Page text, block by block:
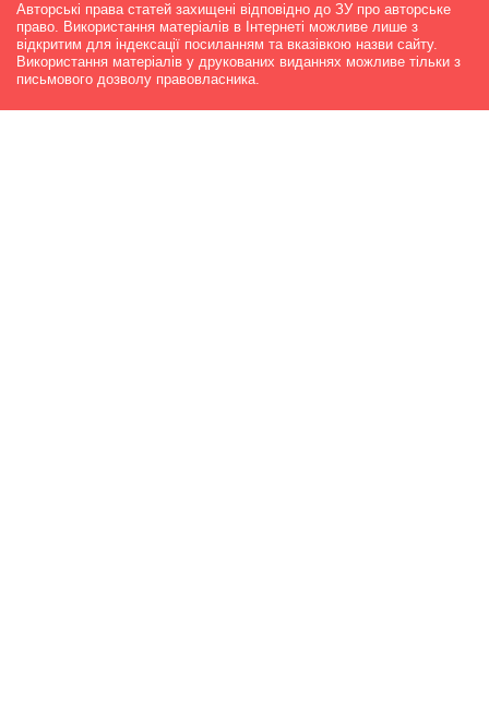
Авторські права статей захищені відповідно до ЗУ про авторське
право. Використання матеріалів в Інтернеті можливе лише з
відкритим для індексації посиланням та вказівкою назви сайту.
Використання матеріалів у друкованих виданнях можливе тільки з
письмового дозволу правовласника.